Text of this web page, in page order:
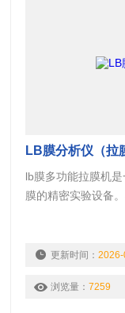
LB膜分析仪（拉
lb膜多功能拉膜机
膜的精密实验设备
更新时间：2026-
浏览量：7259